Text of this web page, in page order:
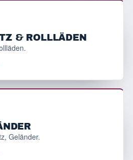
& ROLLLÄDEN
Geländer.